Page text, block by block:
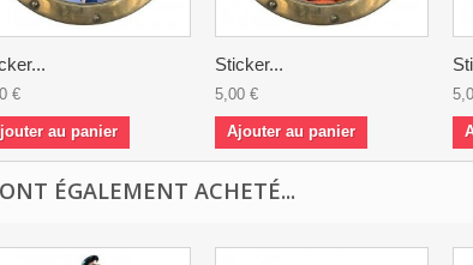
€
au panier
Sticker...
5,00 €
Ajouter au panier
ÉGALEMENT ACHETÉ...